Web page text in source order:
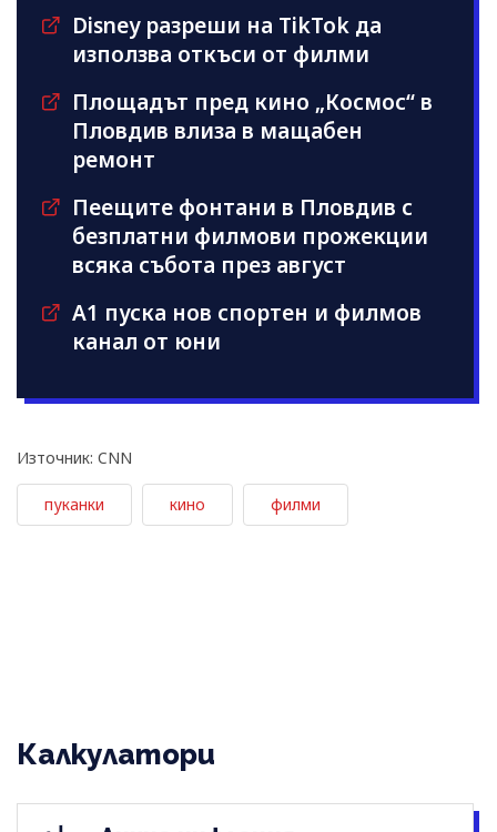
Disney разреши на TikTok да
използва откъси от филми
Площадът пред кино „Космос“ в
Пловдив влиза в мащабен
ремонт
Пеещите фонтани в Пловдив с
безплатни филмови прожекции
всяка събота през август
А1 пуска нов спортен и филмов
канал от юни
Източник: CNN
пуканки кино филми
Калкулатори